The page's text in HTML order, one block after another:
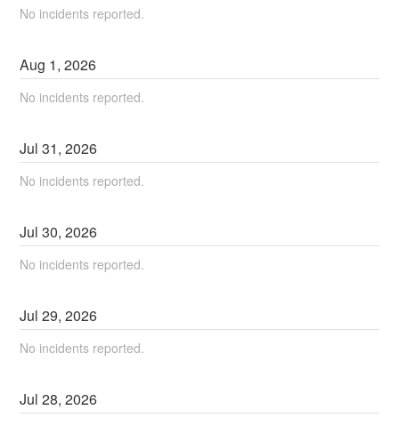
No incidents reported.
Aug 1,2026
No incidents reported.
Jul31,2026
No incidents reported.
Jul30,2026
No incidents reported.
Jul29,2026
No incidents reported.
Jul28,2026